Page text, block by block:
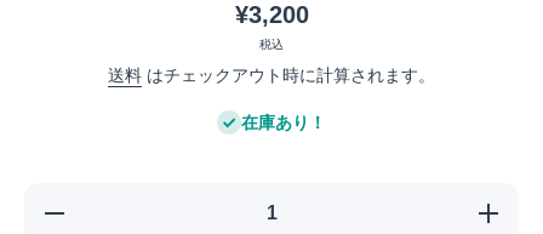
¥3,200
税込
送料 はチェックアウト時に計算されます。
在庫あり！
《整備
《整備